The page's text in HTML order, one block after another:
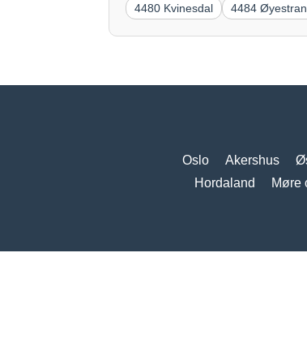
4480 Kvinesdal 4484
Oslo Akershus
Hordaland
Møre